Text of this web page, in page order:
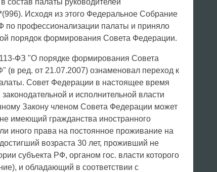
состав палаты руководителей
Исходя из этого Федеральное Собрание
по профессионализации палаты и приняло
порядок формирования Совета Федерации.
ФЗ "О порядке формирования Совета
ред. от 21.07.2007) ознаменовал переход к
Совет Федерации в настоящее время
и исполнительной власти
Закону членом Совета Федерации может
имеющий гражданства иностранного
иного права на постоянное проживание на
возраста 30 лет, проживший не
субъекта РФ, органом гос. власти которого
и обладающий в соответствии с